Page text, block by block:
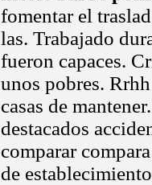
fomentar el
las. Trabajado
fueron capaces.
unos pobres.
casas de
destacados
comparar
de